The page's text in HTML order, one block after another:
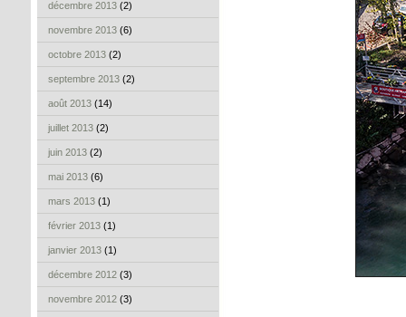
décembre 2013 (2)
novembre 2013 (6)
octobre 2013 (2)
septembre 2013 (2)
août 2013 (14)
juillet 2013 (2)
juin 2013 (2)
mai 2013 (6)
mars 2013 (1)
février 2013 (1)
janvier 2013 (1)
décembre 2012 (3)
novembre 2012 (3)